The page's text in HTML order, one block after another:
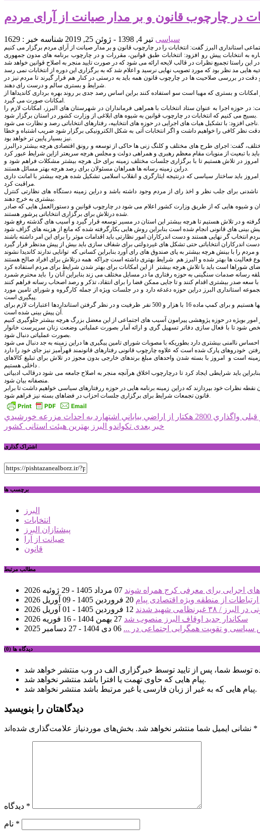
در چارچوب قانون و بر مدار صیانت از آرای مردم
سیاسی تیر 4, 1398 - ژوئن 25, 2019 شناسه خبر : 1629
به انتخابات پیش رو افزود: اتتخابات طبق قوانین، مقررات و در چارچوب برنامه های مدون جمهوری
دقت در بررسی صلاحیت ها در چارچوب قانون همه باید به درستی در کنار هم قرار گیرند تا مردم نیز در
شرایط و بستری سالم و درست رای دهند.
از امکانات و بستری که مهیا است سو استفاده کنند براین اساس رصد جدی بر روند بهره برداری کاندیداها از
امکانات صورت می گیرد.
در حوزه اجرا به عنوان ستاد انتخابات با همراهی فرمانداران در شهرستان های البرز، امکانات لازم را
بسیج می کنیم که انتخابات در چارچوب قوانین به شیوه های ابلاغی از وزارت کشور در استان برگزار شود.
ناجی افزود: با تشکیل هیات های اجرایی در حوزه های انتخابیه، رفتارهای انتخاباتی رصد و نظارت می شود.
دقت نظر کافی را خواهیم داشت و اگر انتخابات آتی به شکل الکترونیکی برگزار شود ضریب اشتباه و خطا
نیز بسیار پایین تر خواهد بود.
گفت: اجرای طرح های مختلف و کلنگ زنی ها حاکی از توسعه و رونق اقتصادی هرچه بیشتر درالبرز
در تلاش هستیم تا با برگزاری جلسات مختلف زمینه برای حل هرچه بیشتر مشکلات فراهم شود و
دراین زمینه رسانه ها همراهان مسئولان برای رصد هرچه بهتر مسائل هستند.
باید ساختار سیاسی که درنتیجه ایثارگری و انقلاب اسلامی تشکیل شده هرچه بیشتر با امانت داری
مراقبت کرد.
ناشدنی برای جلب نظر و اخذ رای از مردم وجود داشته باشد و دراین زمینه دستگاه های نظارتی کنترل
بیشتری به خرج دهند.
و شیوه هایی که از طریق وزارت کشور اعلام می شود در چارچوب قوانین و دستورالعمل هایی که صادر
شده درتلاش برای برگزاری انتخاباتی پرشور هستند.
استانداری البرز دراین حوزه دغدغه دارد و در جلسات ویژه از جمله کارگروه و شورای تامین مورد
پیگیری است.
ناجی افزود: اعتیاد ،مواد مخدر، بانوان و جوانان از جمله مسائل حوزه اجتماعی است که به دنبال حل آنها هستیم و برای کمپ ماده 16 با هزار و 500 نفر ظرفیت و در نظر گرفتن استانداردها اعتبارات لازم برای
آن پیش بینی شده است.
شود تا با فعال سازی دفاتر تسهیل گری و ارائه آمار بصورت عملیاتی وضعت زنان سرپرست خانوار
بصورت عملیاتی دنبال شود.
اقدامات موثر دراین زمینه است و امروز با بسته شدن واحدهای مبلغ برندهای خارجی بدون مجوز در تلاش برای تبلیغ کالاهای
داخلی هستیم .
باید شرایطی ایجاد کرد تا درچارچوب اخلاق هرآنچه منجر به اصلاح جامعه می شود درقالب ادبیاتی
منصفانه بیان شود.
نقطه نظرات خود بپردازند که دراین زمینه برنامه هایی در حوزه ررفتارهای سیاسی خواهیم داشت تا برابر
قانون تجمعات شرایط برای برگزاری جلسات احزاب در فضاهای بسته نیز فراهم شود.
راهبری
نوشته
قبلی واگذاري 2800 هكتار از اراضي بياباني اشتهارد به احداث مزرعه خورشيدي
خبر بعدی تکواندو البرز بهترین هیئت استانی کشور
اشتراک گذاری
برچسب ها
البرز
انتخابات
پیشتازان البرز
صیانت از آرا
قانون
مطالب مرتبط
اجرایی برای معرفی کرج همراه شوند 07 مرداد 1405 - 29 ژوئیه 2026
ارتباطات از منطقه ویژه اقتصادی پیام 20 فروردین 1405 - 09 آوریل 2026
12 فروردین 1405 - 01 آوریل 2026
سکاندار جدید اوقاف البرز منصوب شد 27 بهمن 1404 - 16 فوریه 2026
سیاسی و تقویت همگرایی اجتماعی در ... 06 دی 1404 - 27 دسامبر 2025
دیدگاه ها (0)
پیام هایی که حاوی تهمت یا افترا باشد منتشر نخواهد شد.
پیام هایی که به غیر از زبان فارسی یا غیر مرتبط باشد منتشر نخواهد شد.
دیدگاهتان را بنویسید
نشانی ایمیل شما منتشر نخواهد شد. *
*
*